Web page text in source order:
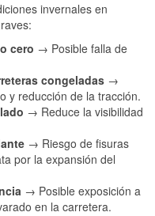
invernales en
cero → Posible falla de
congeladas →
y reducción de la tracción.
→ Reduce la visibilidad
→ Riesgo de fisuras
por la expansión del
→ Posible exposición a
en la carretera.